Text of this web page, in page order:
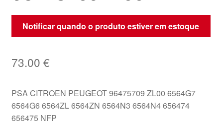
Notificar quando o produto estiver em estoque
73.00 €
PSA CITROEN PEUGEOT 96475709 ZL00 6564G7
6564G6 6564ZL 6564ZN 6564N3 6564N4 656474
656475 NFP